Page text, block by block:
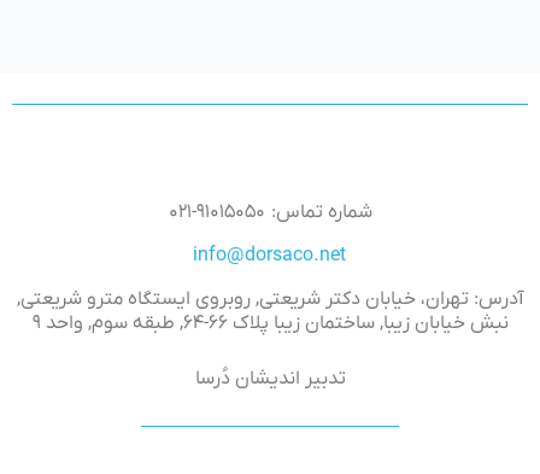
شماره تماس: ۹۱۰۱۵۰۵۰-۰۲۱
آدرس: تهران، خیابان دکتر شریعتی, روبروی ایستگاه مترو شریعتی,
نبش خیابان زیبا, ساختمان زیبا پلاک ۶۶-۶۴, طبقه سوم, واحد ۹
تدبیر اندیشان دُرسا